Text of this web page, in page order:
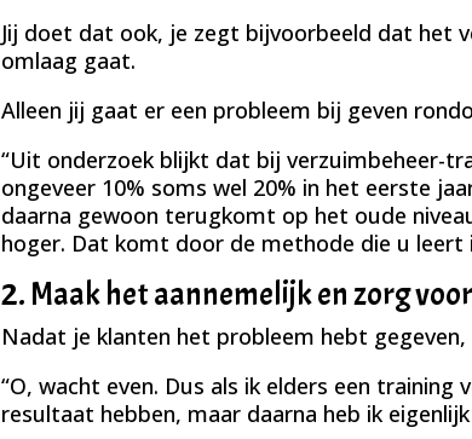
Jij doet dat ook, je zegt bijvoorbeeld dat het
omlaag gaat.
Alleen jij gaat er een probleem bij geven
“Uit onderzoek blijkt dat bij verzuimbeheer-
ongeveer 10% soms wel 20% in het eerste
daarna gewoon terugkomt op het oude
hoger. Dat komt door de methode die u leert
2. Maak het aannemelijk en zorg
Nadat je klanten het probleem hebt gegeven,
“O, wacht even. Dus als ik elders een training
resultaat hebben, maar daarna heb ik